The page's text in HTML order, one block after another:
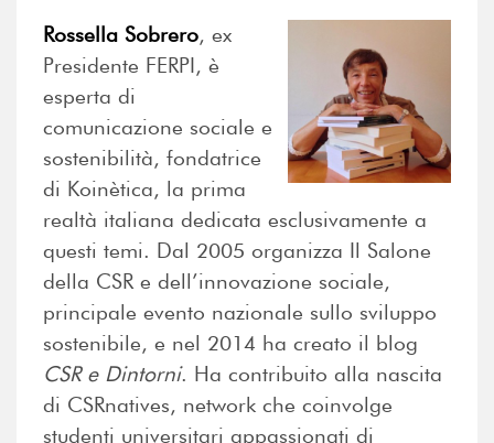
Rossella Sobrero, ex
Presidente FERPI, è
esperta di
comunicazione sociale e
sostenibilità, fondatrice
di Koinètica, la prima
realtà italiana dedicata esclusivamente a
questi temi. Dal 2005 organizza Il Salone
della CSR e dell’innovazione sociale,
principale evento nazionale sullo sviluppo
sostenibile, e nel 2014 ha creato il blog
CSR e Dintorni. Ha contribuito alla nascita
di CSRnatives, network che coinvolge
studenti universitari appassionati di